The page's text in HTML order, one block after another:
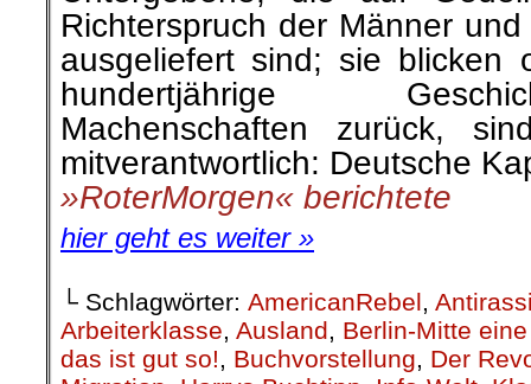
Richterspruch der Männer
ausgeliefert sind; sie blicken
hundertjährige
Machenschaften zurück,
mitverantwortlich: Deutsche
»RoterMorgen« berichtete
hier geht es weiter »
└ Schlagwörter: AmericanRebel,
Arbeiterklasse, Ausland, Berlin-Mitte
das ist gut so!, Buchvorstellung, Der